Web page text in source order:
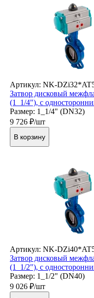
Артикул: NK-
Затвор дисковый
(1_1/4"), с
Размер: 1_1/4" (DN32)
9 726 ₽/шт
В корзину
Артикул: NK-
Затвор дисковый
(1_1/2"), с
Размер: 1_1/2" (DN40)
9 026 ₽/шт